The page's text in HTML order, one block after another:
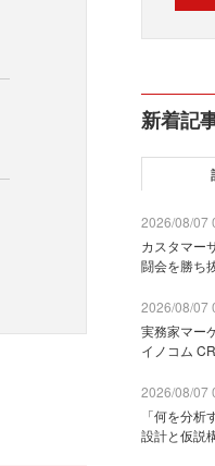
新着記
2026/08/07
カスタマー
闘会を勝ち
2026/08/07
実務家マー
イノコム
2026/08/07
「何を分
設計と仮説